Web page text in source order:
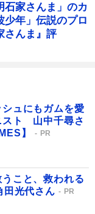
家さんま」のカ
年」伝説のプロ
さんま』評
ュにもガムを愛
スト 山中千尋さ
】
PR
うこと、救われる
光代さん
PR